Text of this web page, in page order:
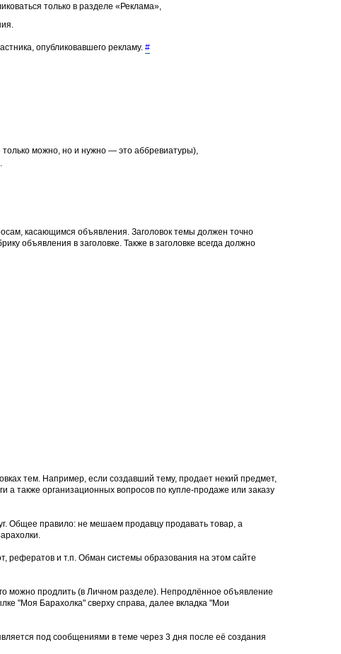
только в разделе «Реклама»,
опубликовавшего рекламу. #
можно, но и нужно — это аббревиатуры),
касающимся объявления. Заголовок темы должен точно
объявления в заголовке. Также в заголовке всегда должно
тем. Например, если создавший тему, продает некий предмет,
а также организационных вопросов по купле-продаже или заказу
Общее правило: не мешаем продавцу продавать товар, а
рефератов и т.п. Обман системы образования на этом сайте
можно продлить (в Личном разделе). Непродлённое объявление
"Моя Барахолка" сверху справа, далее вкладка "Мои
под сообщениями в теме через 3 дня после её создания